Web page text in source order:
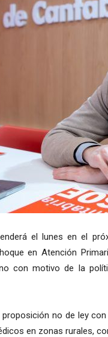
el lunes en el
en Atención
con motivo de la
no de ley
en zonas rurales,